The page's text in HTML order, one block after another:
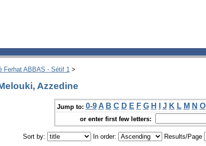
Ferhat ABBAS - Sétif 1 >
Azzedine
Jump to: 0-9 A B C D E F G H J K L M N O
or enter first few letters:
Sort by: In order: Results/Page